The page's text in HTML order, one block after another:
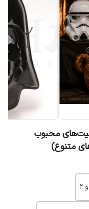
محبوب
متنوع)